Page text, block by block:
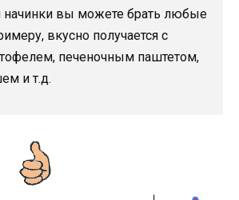
вы можете брать любые
вкусно получается с
печеночным паштетом,
и т.д.